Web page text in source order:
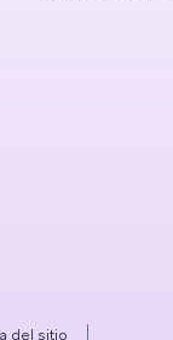
del sitio